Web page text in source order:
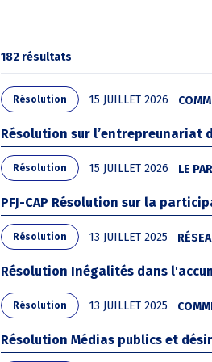
182 résultats
Résolution 15 JUILLET 2026
Résolution sur l’entrepreunariat
Résolution 15 JUILLET 2026 LE
PFJ-CAP Résolution sur la
Résolution 13 JUILLET 2025
Résolution Inégalités dans
Résolution 13 JUILLET 2025
Résolution Médias publics et